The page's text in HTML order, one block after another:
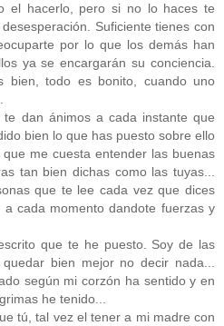
el hacerlo, pero si no lo haces te
Suficiente tienes con
por lo que los demás han
ya se encargarán su conciencia.
bien, todo es bonito, cuando uno
dan ánimos a cada instante que
bien lo que has puesto sobre ello
me cuesta entender las buenas
tan bien dichas como las tuyas...
que te lee cada vez que dices
cada momento dandote fuerzas y
que te he puesto. Soy de las
bien mejor no decir nada...
según mi corzón ha sentido y en
he tenido...
tú, tal vez el tener a mi madre con